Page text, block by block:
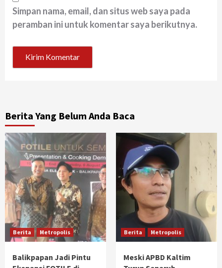
Simpan nama, email, dan situs web saya pada
peramban ini untuk komentar saya berikutnya.
Berita Yang Belum Anda Baca
Berita Metropolis
Balikpapan Jadi Pintu
Berita Metropolis
Meski APBD Kaltim